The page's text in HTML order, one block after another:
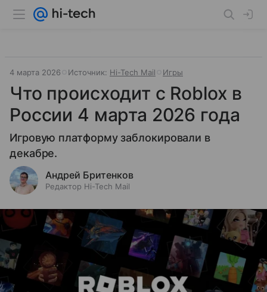
4 марта 2026 Источник: Hi-Tech Mail Игры
Что происходит с Roblox в
России 4 марта 2026 года
Игровую платформу заблокировали в
декабре.
Андрей Бритенков
Редактор Hi-Tech Mail